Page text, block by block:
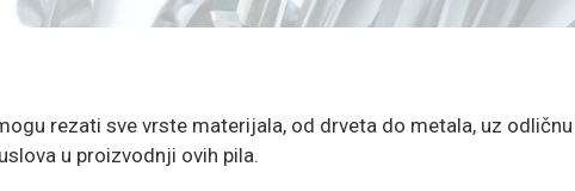
rezati sve vrste materijala, od drveta do metala, uz
u proizvodnji ovih pila.